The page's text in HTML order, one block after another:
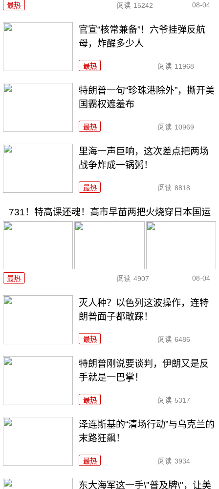
最热 阅读 15242 08-04
官宣“核常兼备”！六爷挂弹反航
母，炸醒多少人
最热 阅读 11968
特朗普一句“珍珠港除外”，撕开美
国霸权遮羞布
最热 阅读 10969
里海一声巨响，这次差点把两场
战争炸成一锅粥！
最热 阅读 8818
731！特高课还魂！高市早苗两把火烧穿日本国运
最热 阅读 4907 08-04
灭人种？以色列这波操作，连特
朗普面子都敢踩！
最热 阅读 6486
特朗普刚说要谈判，伊朗又是反
手就是一巴掌！
最热 阅读 5317
泽连斯基的“清场行动”与乌克兰的
末路狂飙！
最热 阅读 3934
东大海军这一手\"普及牌\"，让美